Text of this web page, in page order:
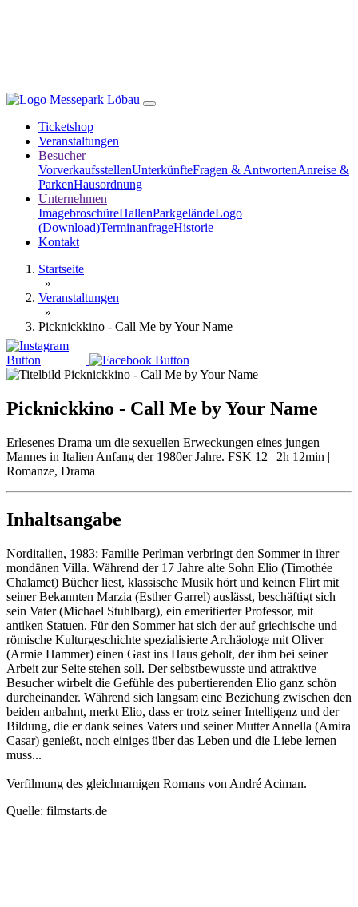
Ticketshop
Veranstaltungen
Besucher
VorverkaufsstellenUnterkünfteFragen & AntwortenAnreise &
ParkenHausordnung
Unternehmen
ImagebroschüreHallenParkgeländeLogo
(Download)TerminanfrageHistorie
Kontakt
Startseite
»
Veranstaltungen
»
Picknickkino - Call Me by Your Name
Picknickkino - Call Me by Your Name
Erlesenes Drama um die sexuellen Erweckungen eines jungen
Mannes in Italien Anfang der 1980er Jahre. FSK 12 | 2h 12min |
Romanze, Drama
Inhaltsangabe
Norditalien, 1983: Familie Perlman verbringt den Sommer in ihrer
mondänen Villa. Während der 17 Jahre alte Sohn Elio (Timothée
Chalamet) Bücher liest, klassische Musik hört und keinen Flirt mit
seiner Bekannten Marzia (Esther Garrel) auslässt, beschäftigt sich
sein Vater (Michael Stuhlbarg), ein emeritierter Professor, mit
antiken Statuen. Für den Sommer hat sich der auf griechische und
römische Kulturgeschichte spezialisierte Archäologe mit Oliver
(Armie Hammer) einen Gast ins Haus geholt, der ihm bei seiner
Arbeit zur Seite stehen soll. Der selbstbewusste und attraktive
Besucher wirbelt die Gefühle des pubertierenden Elio ganz schön
durcheinander. Während sich langsam eine Beziehung zwischen den
beiden anbahnt, merkt Elio, dass er trotz seiner Intelligenz und der
Bildung, die er dank seines Vaters und seiner Mutter Annella (Amira
Casar) genießt, noch einiges über das Leben und die Liebe lernen
muss...
Verfilmung des gleichnamigen Romans von André Aciman.
Quelle: filmstarts.de